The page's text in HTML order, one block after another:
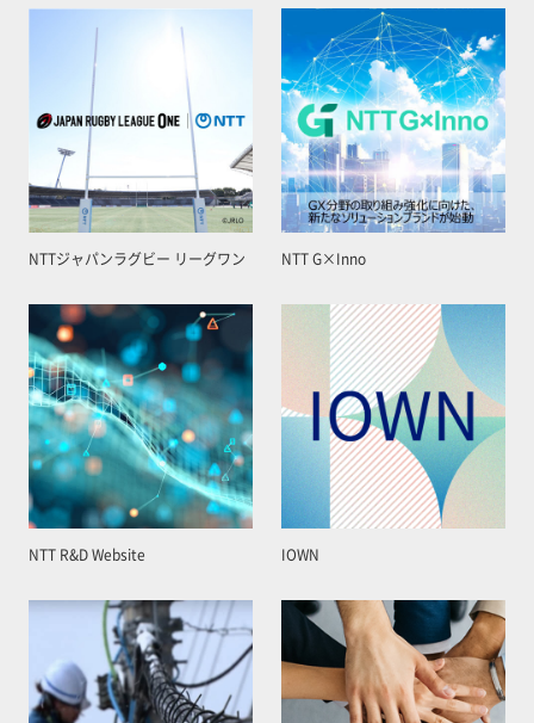
NTTジャパンラグビー リーグワン NTT G×Inno
NTT R&D Website IOWN